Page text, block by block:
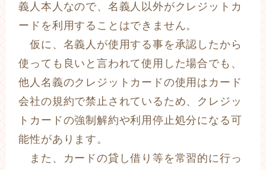
義人本人なので、名義人以外がクレジットカ
ードを利用することはできません。
仮に、名義人が使用する事を承認したから
使っても良いと言われて使用した場合でも、
他人名義のクレジットカードの使用はカード
会社の規約で禁止されているため、クレジッ
トカードの強制解約や利用停止処分になる可
能性があります。
また、カードの貸し借り等を常習的に行っ